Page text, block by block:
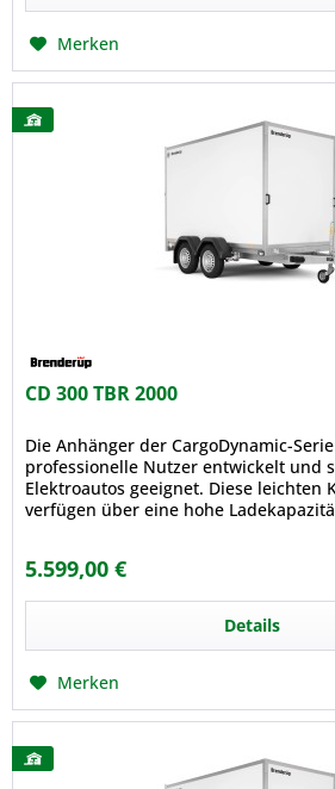
Merken
CD 300 TBR 2000
Die Anhänger der CargoDynamic-
professionelle Nutzer entwickelt und
Elektroautos geeignet. Diese leichten
verfügen über eine hohe
5.599,00 €
Details
Merken